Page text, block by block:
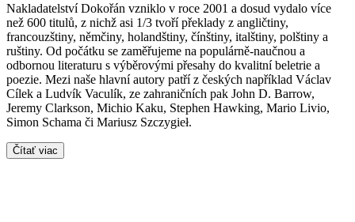
Nakladatelství Dokořán vzniklo v roce 2001 a dosud vydalo více
než 600 titulů, z nichž asi 1/3 tvoří překlady z angličtiny,
francouzštiny, němčiny, holandštiny, čínštiny, italštiny, polštiny a
ruštiny. Od počátku se zaměřujeme na populárně-naučnou a
odbornou literaturu s výběrovými přesahy do kvalitní beletrie a
poezie. Mezi naše hlavní autory patří z českých například Václav
Cílek a Ludvík Vaculík, ze zahraničních pak John D. Barrow,
Jeremy Clarkson, Michio Kaku, Stephen Hawking, Mario Livio,
Simon Schama či Mariusz Szczygieł.
Čítať viac